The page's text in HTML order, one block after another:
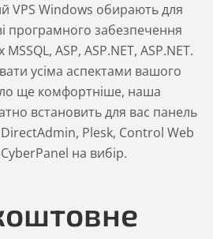
VPS Windows обирають для
програмного забезпечення
ASP, ASP.NET, ASP.NET.
усіма аспектами вашого
ще комфортніше, наша
встановить для вас панель
Plesk, Control Web
на вибір.